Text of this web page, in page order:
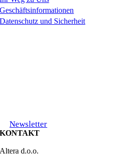
Geschäftsinformationen
Datenschutz und Sicherheit
Newsletter
KONTAKT
Altera d.o.o.